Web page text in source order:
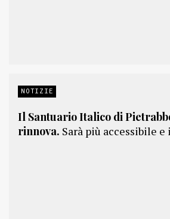
NOTIZIE
Il Santuario Italico di
rinnova. Sarà più accessibile